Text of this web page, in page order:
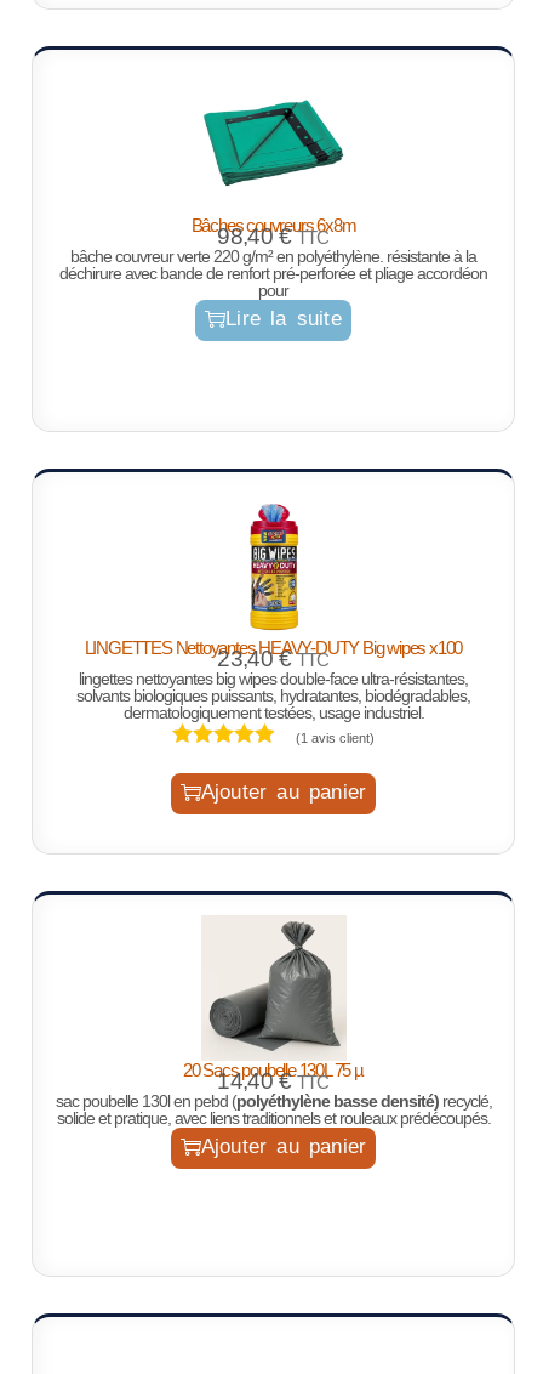
Bâches couvreurs 6x8m
98,40€ TTC
bâche couvreur verte 220 g/m² en polyéthylène. résistante à la
déchirure avec bande de renfort pré-perforée et pliage accordéon
pour
Lire la suite
LINGETTES Nettoyantes HEAVY-DUTY Big wipes x100
23,40€ TTC
lingettes nettoyantes big wipes double-face ultra-résistantes,
solvants biologiques puissants, hydratantes, biodégradables,
dermatologiquement testées, usage industriel.
(1 avis client)
Ajouter au panier
20 Sacs poubelle 130L 75 µ
14,40€ TTC
sac poubelle 130l en pebd (polyéthylène basse densité) recyclé,
solide et pratique, avec liens traditionnels et rouleaux prédécoupés.
Ajouter au panier